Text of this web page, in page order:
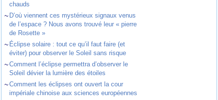
chauds
~ D’où viennent ces mystérieux signaux venus
de l’espace ? Nous avons trouvé leur « pierre
de Rosette »
~ Éclipse solaire : tout ce qu’il faut faire (et
éviter) pour observer le Soleil sans risque
~Comment l’éclipse permettra d’observer le
Soleil dévier la lumière des étoiles
~Comment les éclipses ont ouvert la cour
impériale chinoise aux sciences européennes